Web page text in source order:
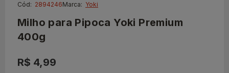
Cód: 2894246Marca: Yoki
Milho para Pipoca Yoki Premium
400g
R$ 4,99